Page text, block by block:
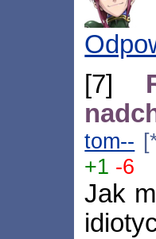
[7]
tom--
+1 -6
Jak